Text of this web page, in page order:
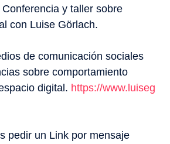
y taller sobre
con Luise Görlach.
de comunicación sociales
sobre comportamiento
digital. https://www.luiseg
pedir un Link por mensaje